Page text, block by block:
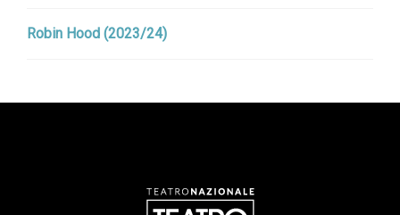
Robin Hood (2023/24)